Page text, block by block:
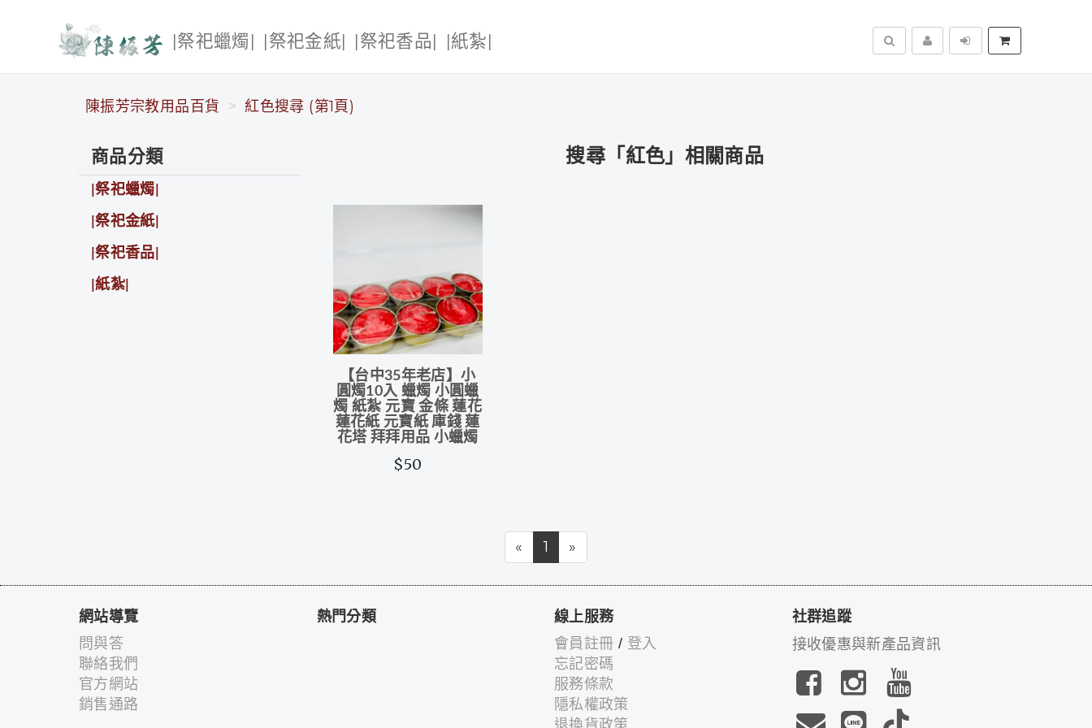
陳振芳宗教用品百貨
|祭祀蠟燭| |祭祀金紙| |祭祀香品| |紙紮| 搜尋
陳振芳宗教用品百貨 紅色搜尋 (第1頁)
商品分類
|祭祀蠟燭|
|祭祀金紙|
|祭祀香品|
|紙紮|
搜尋「紅色」相關商品
【台中35年老店】小
圓燭10入 蠟燭 小圓蠟
燭 紙紮 元寶 金條 蓮花
蓮花紙 元寶紙 庫錢 蓮
花塔 拜拜用品 小蠟燭
$50
« 1 »
網站導覽
問與答
聯絡我們
官方網站
銷售通路
熱門分類 線上服務
會員註冊 / 登入
忘記密碼
服務條款
隱私權政策
退換貨政策
社群追蹤
接收優惠與新產品資訊